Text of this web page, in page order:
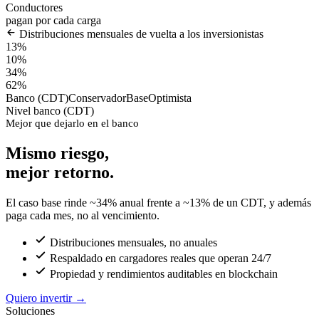
Conductores
pagan por cada carga
Distribuciones mensuales de vuelta a los inversionistas
13%
10%
34%
62%
Banco (CDT)ConservadorBaseOptimista
Nivel banco (CDT)
Mejor que dejarlo en el banco
Mismo riesgo,
mejor retorno.
El caso base rinde ~34% anual frente a ~13% de un CDT, y además
paga cada mes, no al vencimiento.
Distribuciones mensuales, no anuales
Respaldado en cargadores reales que operan 24/7
Propiedad y rendimientos auditables en blockchain
Quiero invertir →
Soluciones